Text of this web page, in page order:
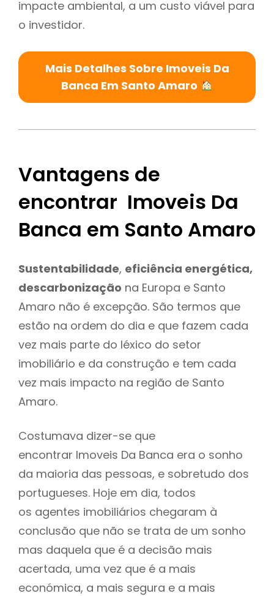
impacte ambiental, a um custo viável para
o investidor.
Mais Detalhes Sobre Imoveis Da
Banca Em Santo Amaro
Vantagens de
encontrar Imoveis Da
Banca em Santo Amaro
Sustentabilidade, eficiência energética,
descarbonização na Europa e Santo
Amaro não é excepção. São termos que
estão na ordem do dia e que fazem cada
vez mais parte do léxico do setor
imobiliário e da construção e tem cada
vez mais impacto na região de Santo
Amaro.
Costumava dizer-se que
encontrar Imoveis Da Banca era o sonho
da maioria das pessoas, e sobretudo dos
portugueses. Hoje em dia, todos
os agentes imobiliários chegaram à
conclusão que não se trata de um sonho
mas daquela que é a decisão mais
acertada, uma vez que é a mais
económica, a mais segura e a mais